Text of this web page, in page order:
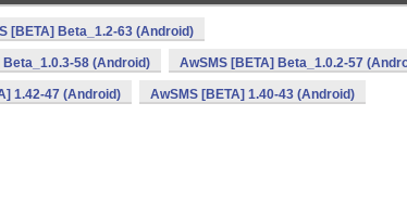
[BETA] Beta_1.2-63 (Android)
Beta_1.0.3-58 (Android) AwSMS [BETA] Beta_1.0.2-57
1.42-47 (Android) AwSMS [BETA] 1.40-43 (Android)